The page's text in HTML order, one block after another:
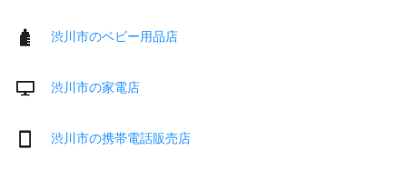
渋川市のベビー用品店
渋川市の家電店
渋川市の携帯電話販売店